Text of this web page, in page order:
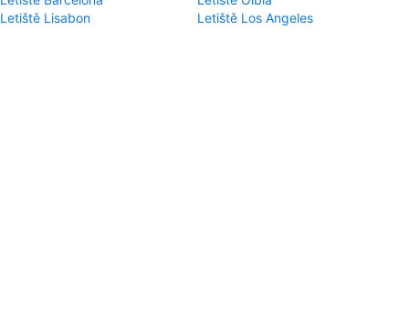
Letiště Lisabon
Letiště Los Angeles